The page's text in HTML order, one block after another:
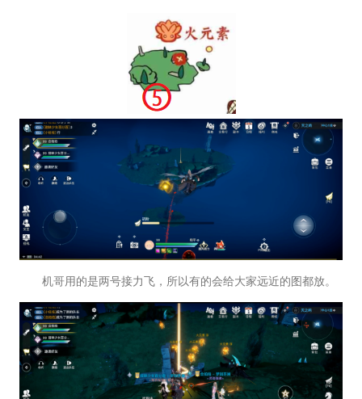
机哥用的是两号接力飞，所以有的会给大家远近的图都放。